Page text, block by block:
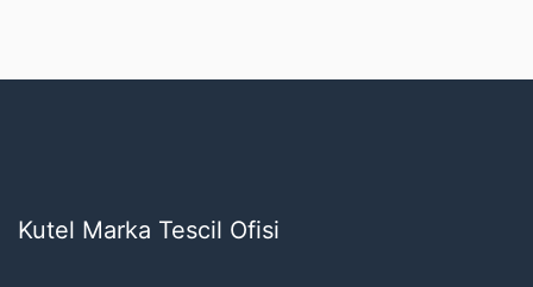
Kutel Marka Tescil Ofisi